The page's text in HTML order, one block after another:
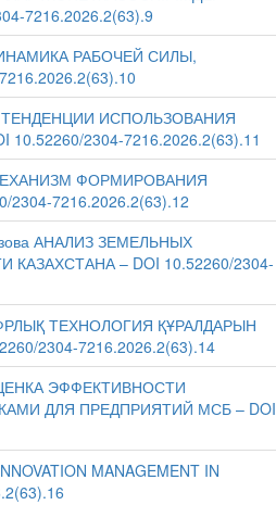
7216.2026.2(63).9
РАБОЧЕЙ СИЛЫ,
ТЕНДЕНЦИИ ИСПОЛЬЗОВАНИЯ
2304-7216.2026.2(63).11
МЕХАНИЗМ ФОРМИРОВАНИЯ
7216.2026.2(63).12
АНАЛИЗ ЗЕМЕЛЬНЫХ
– DOI 10.52260/2304-
ТЕХНОЛОГИЯ ҚҰРАЛДАРЫН
2304-7216.2026.2(63).14
ЭФФЕКТИВНОСТИ
ДЛЯ ПРЕДПРИЯТИЙ МСБ – DOI
MANAGEMENT IN